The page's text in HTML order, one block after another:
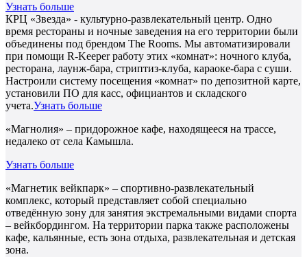
Узнать больше
КРЦ «Звезда» - культурно-развлекательный центр. Одно
время рестораны и ночные заведения на его территории были
объединены под брендом The Rooms. Мы автоматизировали
при помощи R-Keeper работу этих «комнат»: ночного клуба,
ресторана, лаунж-бара, стриптиз-клуба, караоке-бара с суши.
Настроили систему посещения «комнат» по депозитной карте,
установили ПО для касс, официантов и складского
учета.Узнать больше
«Магнолия» – придорожное кафе, находящееся на трассе,
недалеко от села Камышла.
Узнать больше
«Магнетик вейкпарк» – спортивно-развлекательный
комплекс, который представляет собой специально
отведённую зону для занятия экстремальными видами спорта
– вейкбордингом. На территории парка также расположены
кафе, кальянные, есть зона отдыха, развлекательная и детская
зона.